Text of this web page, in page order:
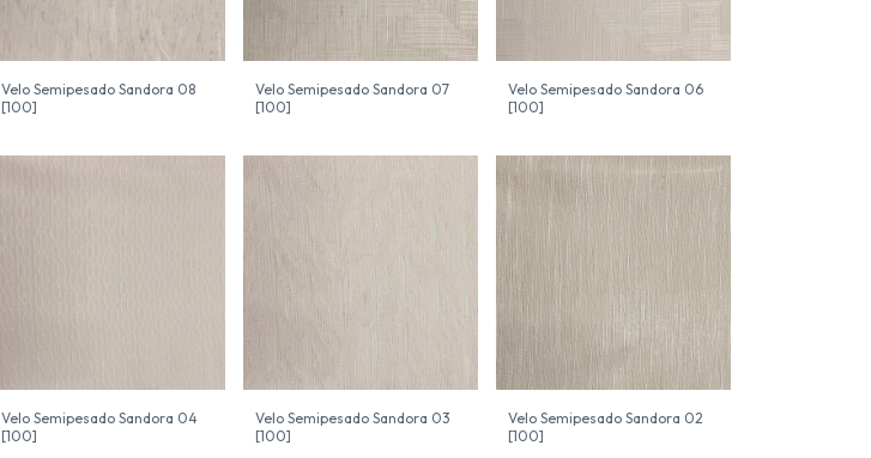
Velo Semipesado Sandora 08
[100]
Velo Semipesado Sandora 07
[100]
Velo Semipesado Sandora 06
[100]
Velo Semipesado Sandora 04
[100]
Velo Semipesado Sandora 03
[100]
Velo Semipesado Sandora 02
[100]